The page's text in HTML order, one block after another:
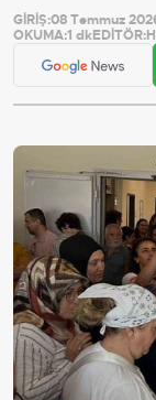
GİRİŞ:08 Temmuz
OKUMA:1 dkEDİTÖR: